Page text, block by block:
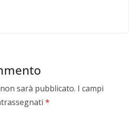
sarà pubblicato. I campi
*